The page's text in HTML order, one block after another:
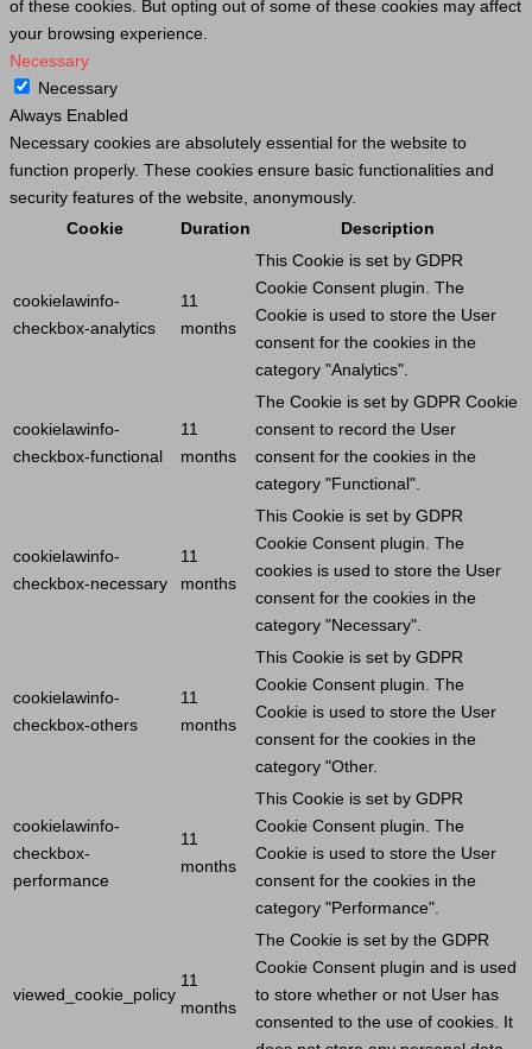
of these cookies. But opting out of some of these cookies may affect
your browsing experience.
Necessary
Necessary
Always Enabled
Necessary cookies are absolutely essential for the website to
function properly. These cookies ensure basic functionalities and
security features of the website, anonymously.
Cookie
Duration Description
cookielawinfo-
checkbox-analytics
11
months
This Cookie is set by GDPR
Cookie Consent plugin. The
Cookie is used to store the User
consent for the cookies in the
category "Analytics".
cookielawinfo-
checkbox-functional
11
months
The Cookie is set by GDPR Cookie
consent to record the User
consent for the cookies in the
category "Functional".
cookielawinfo-
checkbox-necessary
11
months
This Cookie is set by GDPR
Cookie Consent plugin. The
cookies is used to store the User
consent for the cookies in the
category "Necessary".
cookielawinfo-
checkbox-others
11
months
This Cookie is set by GDPR
Cookie Consent plugin. The
Cookie is used to store the User
consent for the cookies in the
category "Other.
cookielawinfo-
checkbox-
performance
11
months
This Cookie is set by GDPR
Cookie Consent plugin. The
Cookie is used to store the User
consent for the cookies in the
category "Performance".
viewed_cookie_policy
11
months
The Cookie is set by the GDPR
Cookie Consent plugin and is used
to store whether or not User has
consented to the use of cookies. It